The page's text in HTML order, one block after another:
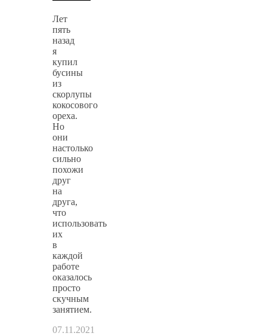
Лет
пять
назад
я
купил
бусины
из
скорлупы
кокосового
ореха.
Но
они
настолько
сильно
похожи
друг
на
друга,
что
использовать
их
в
каждой
работе
оказалось
просто
скучным
занятием.
07.11.2021